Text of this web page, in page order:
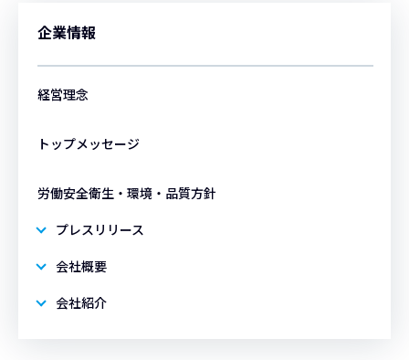
企業情報
経営理念
トップメッセージ
労働安全衛生・環境・品質方針
プレスリリース
会社概要
会社紹介